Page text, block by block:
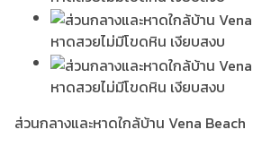
หาดสวยไม่มีโขดหิน เงียบสงบ
หาดสวยไม่มีโขดหิน เงียบสงบ
ส่วนกลางและหาดใกล้บ้าน Vena Beach